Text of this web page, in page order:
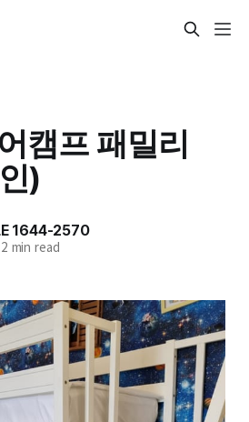
캠프 패밀리
)
1644-2570
min read